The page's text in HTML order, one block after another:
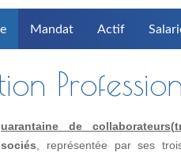
Mandat Actif
de
, représentée par ses